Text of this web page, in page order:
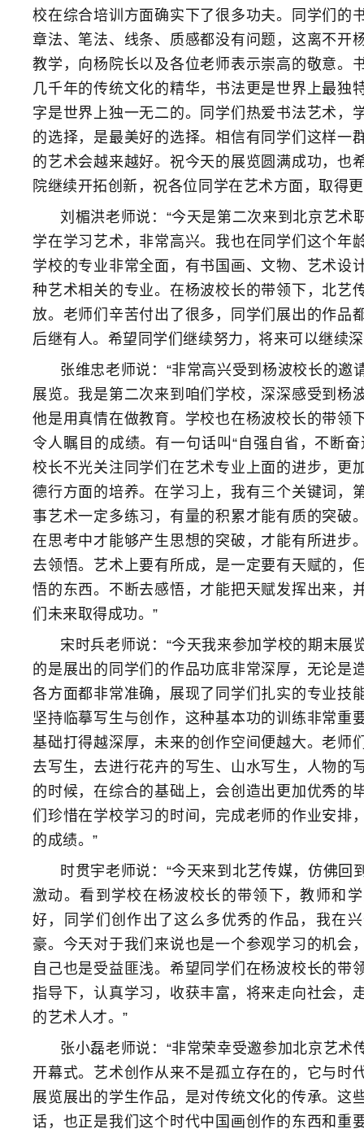
校在综合培训方面确实下了很多功夫。同学们的
章法、笔法、线条、质感都没有问题，这离不开
教学，向杨院长以及各位老师表示崇高的敬意。
几千年的传统文化的精华，书法更是世界上最独
字是世界上独一无二的。同学们热爱书法艺术，
的选择，是最美好的选择。相信有同学们这样一
的艺术会越来越好。祝今天的展览圆满成功，也
院继续开拓创新，祝各位同学在艺术方面，取得
刘楣洪老师说：“今天是第二次来到北京艺术
学在学习艺术，非常高兴。我也在同学们这个年
学校的专业非常全面，有书国画、文物、艺术设
种艺术相关的专业。在杨波校长的带领下，北艺
放。老师们辛苦付出了很多，同学们展出的作品
后继有人。希望同学们继续努力，将来可以继续
张维忠老师说：“非常高兴受到杨波校长的邀
展览。我是第二次来到咱们学校，深深感受到杨
他是用真情在做教育。学校也在杨波校长的带领
令人瞩目的成绩。有一句话叫“自强自省，不断
校长不光关注同学们在艺术专业上面的进步，更
德行方面的培养。在学习上，我有三个关键词，
事艺术一定多练习，有量的积累才能有质的突破
在思考中才能够产生思想的突破，才能有所进步
去领悟。艺术上要有所成，是一定要有天赋的，
悟的东西。不断去感悟，才能把天赋发挥出来，
们未来取得成功。”
宋时兵老师说：“今天我来参加学校的期末展
的是展出的同学们的作品功底非常深厚，无论是
各方面都非常准确，展现了同学们扎实的专业技
坚持临摹写生与创作，这种基本功的训练非常重
基础打得越深厚，未来的创作空间便越大。老师
去写生，去进行花卉的写生、山水写生，人物的
的时候，在综合的基础上，会创造出更加优秀的
们珍惜在学校学习的时间，完成老师的作业安排
的成绩。”
时贯宇老师说：“今天来到北艺传媒，仿佛回
激动。看到学校在杨波校长的带领下，教师和
好，同学们创作出了这么多优秀的作品，我在
豪。今天对于我们来说也是一个参观学习的机会
自己也是受益匪浅。希望同学们在杨波校长的带
指导下，认真学习，收获丰富，将来走向社会，
的艺术人才。”
张小磊老师说：“非常荣幸受邀参加北京艺术
开幕式。艺术创作从来不是孤立存在的，它与时
展览展出的学生作品，是对传统文化的传承。这
话，也正是我们这个时代中国画创作的东西和重